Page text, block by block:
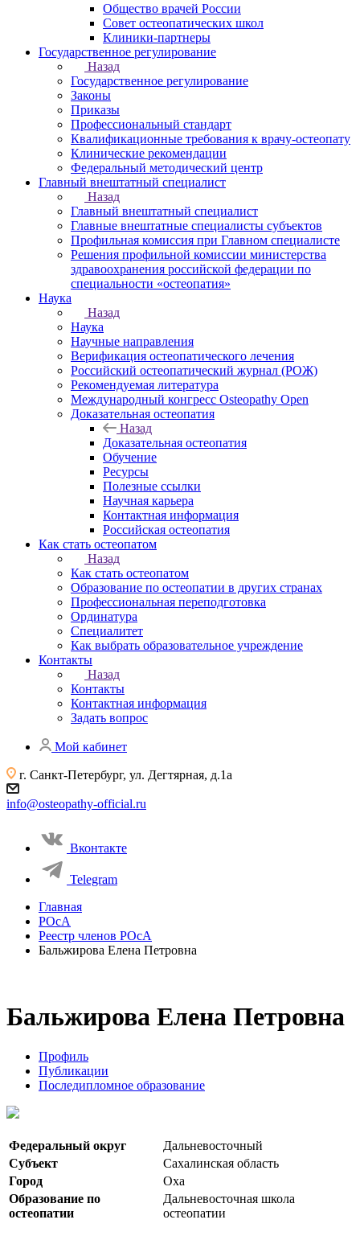
Общество врачей России
Совет остеопатических школ
Клиники-партнеры
Государственное регулирование
Назад
Государственное регулирование
Законы
Приказы
Профессиональный стандарт
Квалификационные требования к врачу-остеопату
Клинические рекомендации
Федеральный методический центр
Главный внештатный специалист
Назад
Главный внештатный специалист
Главные внештатные специалисты субъектов
Профильная комиссия при Главном специалисте
Решения профильной комиссии министерства
здравоохранения российской федерации по
специальности «остеопатия»
Наука
Назад
Наука
Научные направления
Верификация остеопатического лечения
Российский остеопатический журнал (РОЖ)
Рекомендуемая литература
Международный конгресс Osteopathy Open
Доказательная остеопатия
Назад
Доказательная остеопатия
Обучение
Ресурсы
Полезные ссылки
Научная карьера
Контактная информация
Российская остеопатия
Как стать остеопатом
Назад
Как стать остеопатом
Образование по остеопатии в других странах
Профессиональная переподготовка
Ординатура
Специалитет
Как выбрать образовательное учреждение
Контакты
Назад
Контакты
Контактная информация
Задать вопрос
Мой кабинет
г. Санкт-Петербург, ул. Дегтярная, д.1а
info@osteopathy-official.ru
Вконтакте
Telegram
Главная
РОсА
Реестр членов РОсА
Бальжирова Елена Петровна
Бальжирова Елена Петровна
Профиль
Публикации
Последипломное образование
Федеральный округ
Дальневосточный
Субъект
Сахалинская область
Город
Оха
Образование по
остеопатии
Дальневосточная школа
остеопатии